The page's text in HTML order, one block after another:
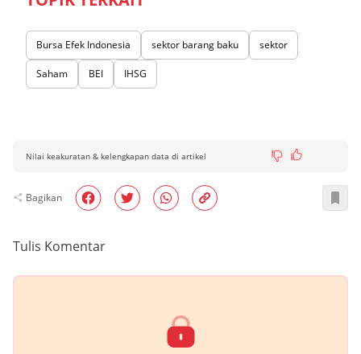
Bursa Efek Indonesia sektor barang baku sektor
Saham BEI IHSG
Nilai keakuratan & kelengkapan data di artikel
Bagikan
Tulis Komentar